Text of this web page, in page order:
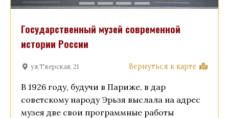
Государственный музей современной
истории России
ул.Тверская, 21 Вернуться к карте
В 1926 году, будучи в Париже, в дар
советскому народу Эрьзя выслала на адрес
музея две свои программные работы